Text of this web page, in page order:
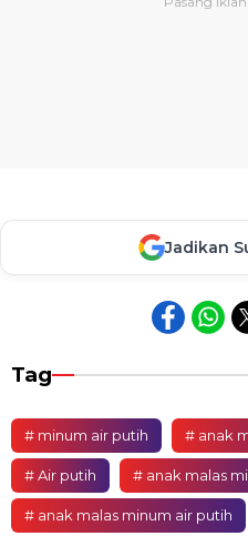
Jadikan
Tag
# minum air putih # anak
# Air putih # anak malas
# anak malas minum air putih